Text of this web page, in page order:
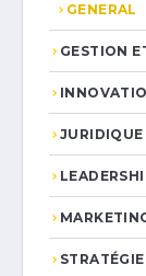
GENERAL
GESTION
JURIDIQUE